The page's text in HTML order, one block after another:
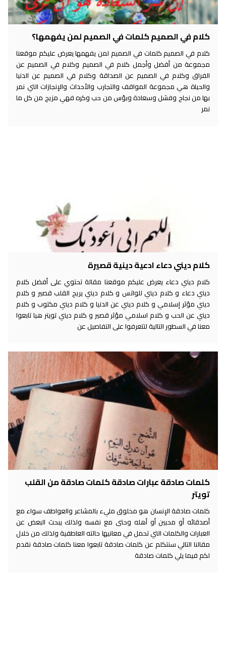
كلام في الصميم كلمات في الصميم لمن يفهمها؟
كلام في الصميم كلمات في الصميم لمن يفهمها يعرض عليكم موقعنا
مجموعة من أفضل وأجمل كلام في الصميم وكلام في الصميم عن
الفراق وكلام في الصميم عن الصداقة وكلام في الصميم عن الدنيا
والحياة هي مجموعة المواقف والتجارب والأحداث والإنجازات التي نمر
بها من نجاح وفشل وسعادة وبؤس من حب وكره فهي مزيج من كل ما
نمر
كلام ديني دعاء ادعية دينية قصيرة
كلام ديني دعاء يعرض عليكم موقعنا مقالة تحتوي على أفضل كلام
ديني دعاء و كلام ديني للواتس و كلام ديني يريح القلب قصير و كلام
ديني مؤثر إسلامي و كلام ديني عن الدنيا و كلام ديني مكتوب و كلام
ديني عن الحب و كلام اسلامي مؤثر قصير و كلام ديني تويتر هيا تابعوا
معنا في السطور التالية لتتعرفوا على التفاصيل عن
كلمات صادقة عبارات صادقة كلمات صادقة من القلب
تويتر
كلمات صادقة الإنسان هو مخلوق مليء بالمشاعر والعواطف سواء مع
أصدقائه أو محبين أو أهله وحتى مع نفسه ولذلك يبحث البعض عن
العبارات والكلمات التي تحمل في معانيها حالته العاطفية ولذلك من خلال
مقالنا التالي سنتكلم عن كلمات صادقة تابعوا معنا كلمات صادقة نقدم
لكم فيما يلي كلمات صادقة